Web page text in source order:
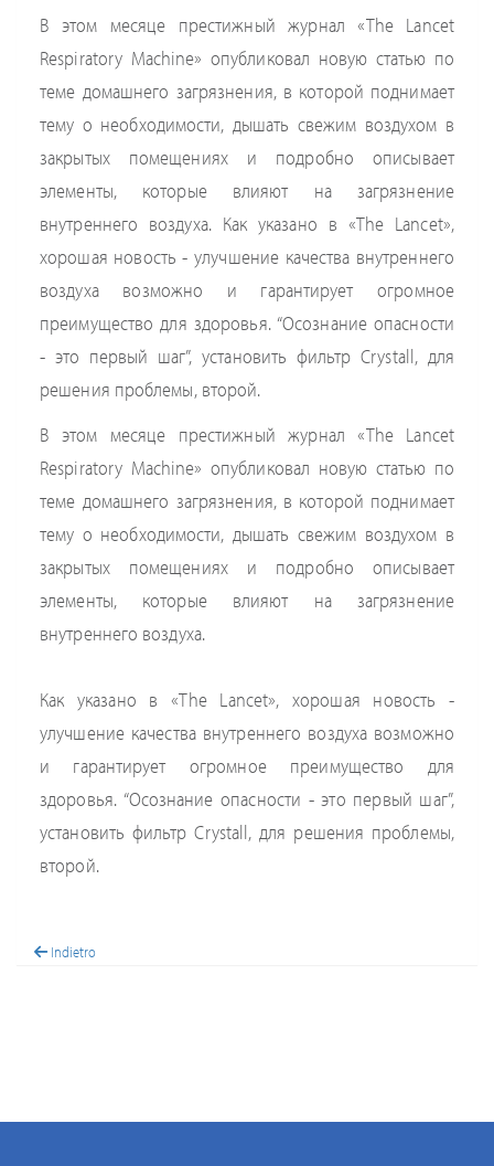
В этом месяце престижный журнал «The Lancet
Respiratory Machine» опубликовал новую статью по
теме домашнего загрязнения, в которой поднимает
тему о необходимости, дышать свежим воздухом в
закрытых помещениях и подробно описывает
элементы, которые влияют на загрязнение
внутреннего воздуха. Как указано в «The Lancet»,
хорошая новость - улучшение качества внутреннего
воздуха возможно и гарантирует огромное
преимущество для здоровья. “Осознание опасности
- это первый шаг”, установить фильтр Crystall, для
решения проблемы, второй.
В этом месяце престижный журнал «The Lancet
Respiratory Machine» опубликовал новую статью по
теме домашнего загрязнения, в которой поднимает
тему о необходимости, дышать свежим воздухом в
закрытых помещениях и подробно описывает
элементы, которые влияют на загрязнение
внутреннего воздуха.
Как указано в «The Lancet», хорошая новость -
улучшение качества внутреннего воздуха возможно
и гарантирует огромное преимущество для
здоровья. “Осознание опасности - это первый шаг”,
установить фильтр Crystall, для решения проблемы,
второй.
Indietro